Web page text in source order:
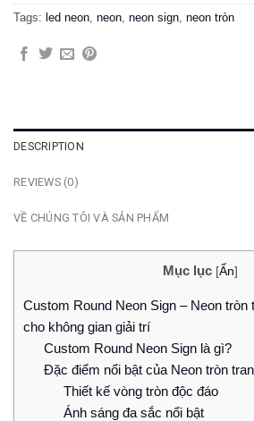
Tags: led neon neon neon sign neon tròn
DESCRIPTION
REVIEWS (0)
VỀ CHÚNG TÔI VÀ SẢN PHẨM
Mục lục [Ẩn]
Custom Round Neon Sign – Neon tròn
cho không gian giải trí
Custom Round Neon Sign là gì?
Đặc điểm nổi bật của Neon tròn
Thiết kế vòng tròn độc đáo
Ánh sáng đa sắc nổi bật